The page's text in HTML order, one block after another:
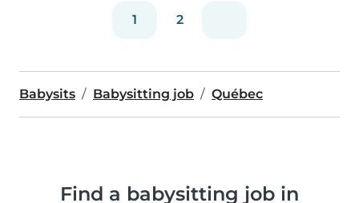
1 2
Babysits Babysitting job Québec
Find a babysitting job in